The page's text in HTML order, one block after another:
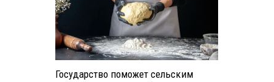
Государство поможет сельским